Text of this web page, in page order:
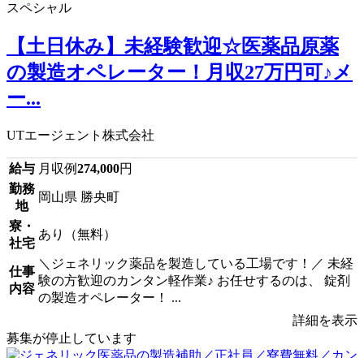
スペシャル
【土日休み】未経験歓迎☆医薬品原薬
の製造オペレーター！月収27万円可♪メ
ー...
UTエージェント株式会社
給与 月収例274,000円
勤務
地
岡山県 勝央町
寮・
社宅
あり（無料）
仕事
内容
＼ジェネリック薬品を製造している工場です！／ 未経
験の方歓迎のカンタン軽作業♪ お任せするのは、 錠剤
の製造オペレーター！ ...
詳細を表示
募集が停止しています